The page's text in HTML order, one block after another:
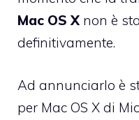
Mac OS X non è
definitivamente.
Ad annunciarlo è
per Mac OS X di